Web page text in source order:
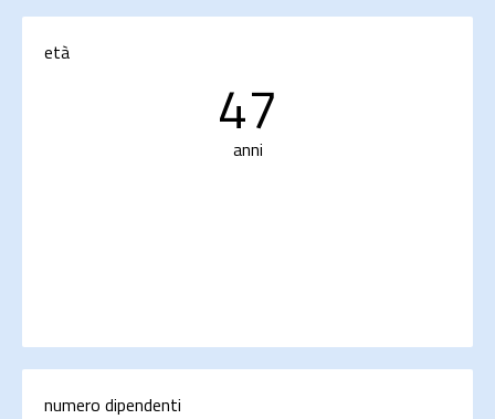
età
47
anni
numero dipendenti